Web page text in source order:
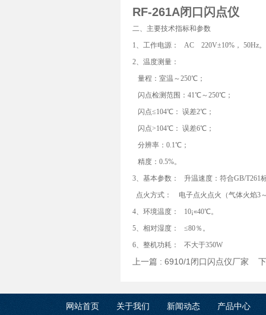
RF-261A闭口闪点仪
二、主要技术指标和参数
1、工作电源： AC 220V±10%， 50Hz。
2、温度测量：
量程：室温～250℃；
闪点检测范围：41℃～250℃；
闪点≤104℃： 误差2℃；
闪点>104℃： 误差6℃；
分辨率：0.1℃；
精度：0.5%。
3、基本参数： 升温速度：符合GB/T261
点火方式： 电子点火点火
（气体火焰3
4、环境温度： 10¡«40℃。
5、相对湿度： ≤80％。
6、整机功耗： 不大于350W
上一篇 : 6910/1闭口闪点仪厂家
网站首页 关于我们 新闻动态 产品中心